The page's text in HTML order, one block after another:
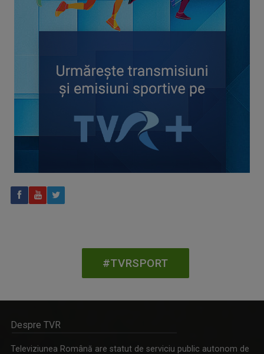
Spectacol total la TVR: David Popovici și tricolorii luptă
CONCACAF respinge planul FIFA de privatizare parțială a
#TVRSPORT
Despre TVR
Televiziunea Română are statut de serviciu public autonom de